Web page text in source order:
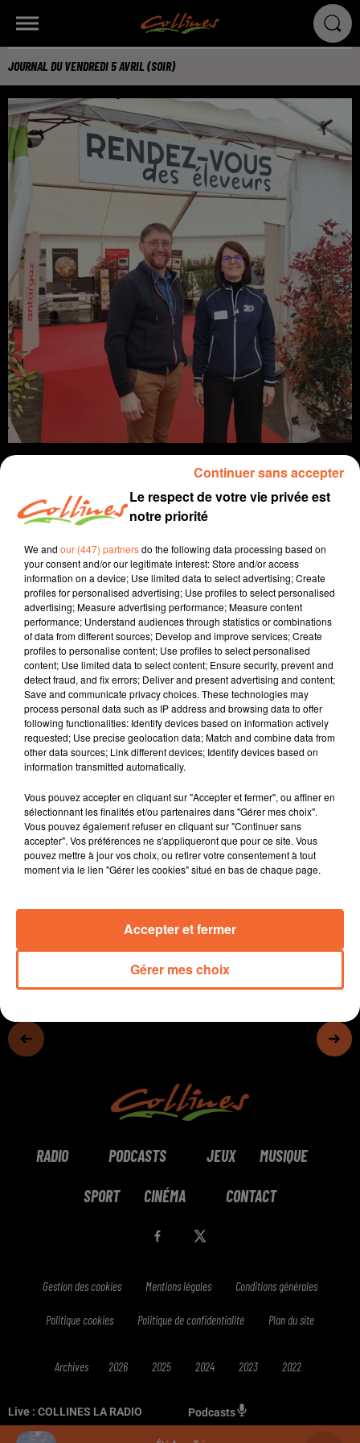
Live : COLLINES LA RADIO Podcasts
JOURNAL DU VENDREDI 5 AVRIL (SOIR)
info
5 avril 2024 - 12 min 59 sec
JOURNAL DU VENDREDI 5 AVRIL (SOIR)
Fabien Gazeau
L'info près de chez vous
Présenté par Fabien Gazeau
- A Mauléon, Boissinot élevage (photo) réunissait sur
deux jours, ses clients et ses fournisseurs lors d'un
salon.
- Les troupes amateurs du Bocage vont bientôt
remonter sur la scène professionnelle du théâtre de
Bressuire.
- La 20ème édition de la Fête du Chocolat ce WE à
Réaumur.
- Sports : le Rackethlon organisé à Bressuire le WE
prochain
0:00 12 min 59 sec
RADIO PODCASTS JEUX MUSIQUE
SPORT CINÉMA CONTACT
Gestion des cookies Mentions légales Conditions générales
Politique cookies Politique de confidentialité Plan du site
Archives 2026 2025 2024 2023 2022
Le respect de votre vie privée est
notre priorité
We and our (447) partnersdo the following data processing based on
your consent and/or our legitimate interest: Store and/or access
information on a device; Use limited data to select advertising; Create
profiles for personalised advertising; Use profiles to select personalised
advertising; Measure advertising performance; Measure content
performance; Understand audiences through statistics or combinations
of data from different sources; Develop and improve services; Create
profiles to personalise content; Use profiles to select personalised
content; Use limited data to select content; Ensure security, prevent and
detect fraud, and fix errors; Deliver and present advertising and content;
Save and communicate privacy choices. These technologies may
process personal data such as IP address and browsing data to offer
following functionalities: Identify devices based on information actively
requested; Use precise geolocation data; Match and combine data from
other data sources; Link different devices; Identify devices based on
information transmitted automatically.
Vous pouvez accepter en cliquant sur "Accepter et fermer", ou affiner en
sélectionnant les finalités et/ou partenaires dans "Gérer mes choix".
Vous pouvez également refuser en cliquant sur "Continuer sans
accepter". Vos préférences ne s'appliqueront que pour ce site. Vous
pouvez mettre à jour vos choix, ou retirer votre consentement à tout
moment via le lien "Gérer les cookies" situé en bas de chaque page.
Gérer mes choix
Accepter et fermer
Continuer sans accepter